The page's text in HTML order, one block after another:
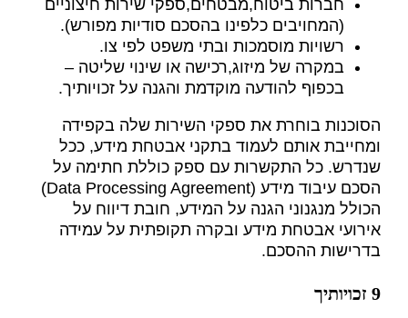
חברות ביטוח,מבטחים,ספקי שירות חיצוניים
(המחויבים כלפינו בהסכם סודיות מפורש).
רשויות מוסמכות ובתי משפט לפי צו.
במקרה של מיזוג,רכישה או שינוי שליטה –
בכפוף להודעה מוקדמת והגנה על זכויותיך.
הסוכנות בוחרת את ספקי השירות שלה בקפידה
ומחייבת אותם לעמוד בתקני אבטחת מידע, ככל
שנדרש. כל התקשרות עם ספק כוללת חתימה על
הסכם עיבוד מידע (Data Processing Agreement)
הכולל מנגנוני הגנה על המידע, חובת דיווח על
אירועי אבטחת מידע ובקרה תקופתית על עמידה
בדרישות ההסכם.
9 זכויותיך